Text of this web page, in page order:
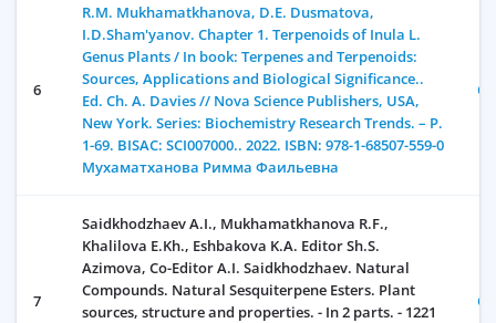
6
R.M. Mukhamatkhanova, D.E. Dusmatova,
I.D.Sham'yanov. Chapter 1. Terpenoids of Inula L.
Genus Plants / In book: Terpenes and Terpenoids:
Sources, Applications and Biological Significance..
Ed. Ch. A. Davies // Nova Science Publishers, USA,
New York. Series: Biochemistry Research Trends. – P.
1-69. BISAC: SCI007000.. 2022. ISBN: 978-1-68507-559-0
Мухаматханова Римма Фаильевна
7
Saidkhodzhaev A.I., Mukhamatkhanova R.F.,
Khalilova E.Kh., Eshbakova K.A. Editor Sh.S.
Azimova, Co-Editor A.I. Saidkhodzhaev. Natural
Compounds. Natural Sesquiterpene Esters. Plant
sources, structure and properties. - In 2 parts. - 1221